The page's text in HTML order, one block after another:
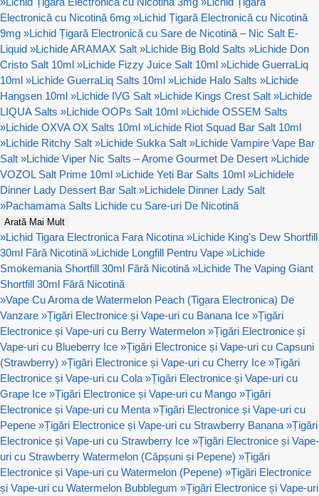
Electronică cu Nicotină 6mg »Lichid Țigară Electronică cu Nicotină
9mg »Lichid Țigară Electronică cu Sare de Nicotină – Nic Salt E-
Liquid »Lichide ARAMAX Salt »Lichide Big Bold Salts »Lichide Don
Cristo Salt 10ml »Lichide Fizzy Juice Salt 10ml »Lichide GuerraLiq
10ml »Lichide GuerraLiq Salts 10ml »Lichide Halo Salts »Lichide
Hangsen 10ml »Lichide IVG Salt »Lichide Kings Crest Salt »Lichide
LIQUA Salts »Lichide OOPs Salt 10ml »Lichide OSSEM Salts
»Lichide OXVA OX Salts 10ml »Lichide Riot Squad Bar Salt 10ml
»Lichide Ritchy Salt »Lichide Sukka Salt »Lichide Vampire Vape Bar
Salt »Lichide Viper Nic Salts – Arome Gourmet De Desert »Lichide
VOZOL Salt Prime 10ml »Lichide Yeti Bar Salts 10ml »Lichidele
Dinner Lady Dessert Bar Salt »Lichidele Dinner Lady Salt
»Pachamama Salts Lichide cu Sare-uri De Nicotină
Arată Mai Mult
»Lichid Tigara Electronica Fara Nicotina »Lichide King's Dew Shortfill
30ml Fără Nicotină »Lichide Longfill Pentru Vape »Lichide
Smokemania Shortfill 30ml Fără Nicotină »Lichide The Vaping Giant
Shortfill 30ml Fără Nicotină
»Vape Cu Aroma de Watermelon Peach (Tigara Electronica) De
Vanzare »Țigări Electronice și Vape-uri cu Banana Ice »Țigări
Electronice și Vape-uri cu Berry Watermelon »Țigări Electronice și
Vape-uri cu Blueberry Ice »Țigări Electronice și Vape-uri cu Capsuni
(Strawberry) »Țigări Electronice și Vape-uri cu Cherry Ice »Țigări
Electronice și Vape-uri cu Cola »Țigări Electronice și Vape-uri cu
Grape Ice »Țigări Electronice și Vape-uri cu Mango »Țigări
Electronice și Vape-uri cu Menta »Țigări Electronice și Vape-uri cu
Pepene »Țigări Electronice și Vape-uri cu Strawberry Banana »Țigări
Electronice și Vape-uri cu Strawberry Ice »Țigări Electronice și Vape-
uri cu Strawberry Watermelon (Căpșuni și Pepene) »Țigări
Electronice și Vape-uri cu Watermelon (Pepene) »Țigări Electronice
și Vape-uri cu Watermelon Bubblegum »Țigări Electronice și Vape-uri